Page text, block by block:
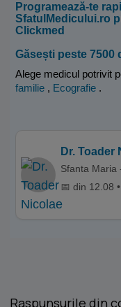
Programează-te
SfatulMedicului.ro
Clickmed
Găsești peste 7500
Alege medicul potrivit
familie , Ecografie .
Dr. Toader
Sfanta Maria
📅 din 12.08
Raspunsurile din